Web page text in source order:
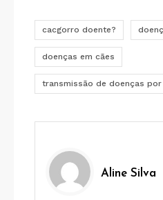
cacgorro doente?
doenças em cães
transmissão de doenças
Aline Silva